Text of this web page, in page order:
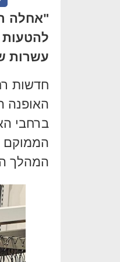
"אחלה
להטעות
עשרות
חדשות
ברחבי
הממוקם
המהלך